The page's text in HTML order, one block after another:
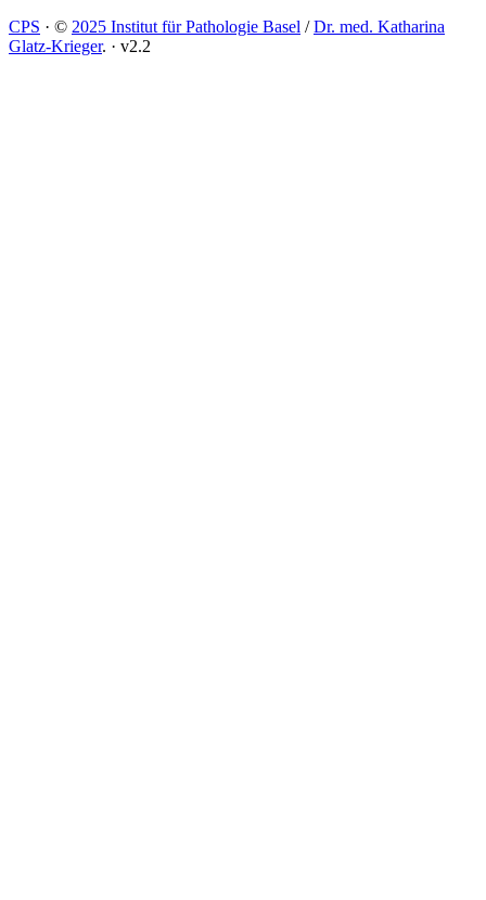
CPS · © 2025 Institut für Pathologie Basel /Dr. med. Katharina
Glatz-Krieger. · v2.2